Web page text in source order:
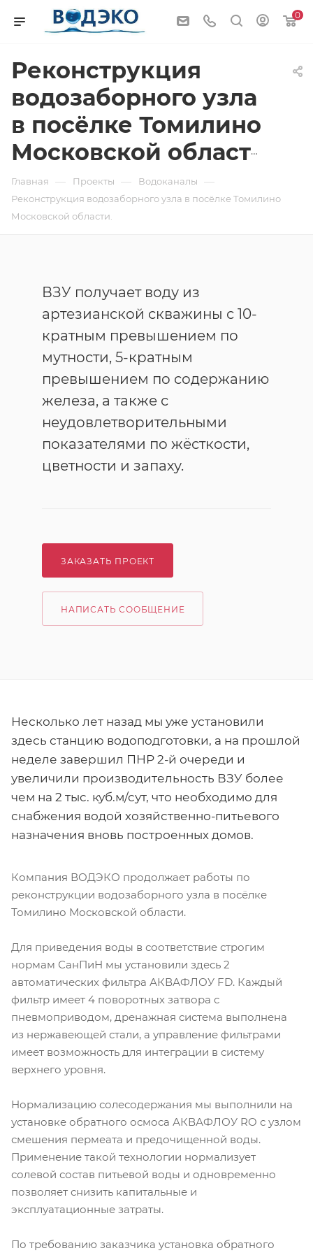
0
Реконструкция
водозаборного узла
в посёлке Томилино
Московской области.
Главная — Проекты — Водоканалы —
Реконструкция водозаборного узла в посёлке Томилино
Московской области.
ВЗУ получает воду из
артезианской скважины с 10-
кратным превышением по
мутности, 5-кратным
превышением по содержанию
железа, а также с
неудовлетворительными
показателями по жёсткости,
цветности и запаху.
ЗАКАЗАТЬ ПРОЕКТ
НАПИСАТЬ СООБЩЕНИЕ
Несколько лет назад мы уже установили
здесь станцию водоподготовки, а на прошлой
неделе завершил ПНР 2-й очереди и
увеличили производительность ВЗУ более
чем на 2 тыс. куб.м/сут, что необходимо для
снабжения водой хозяйственно-питьевого
назначения вновь построенных домов.
Компания ВОДЭКО продолжает работы по
реконструкции водозаборного узла в посёлке
Томилино Московской области.
Для приведения воды в соответствие строгим
нормам СанПиН мы установили здесь 2
автоматических фильтра АКВАФЛОУ FD. Каждый
фильтр имеет 4 поворотных затвора с
пневмоприводом, дренажная система выполнена
из нержавеющей стали, а управление фильтрами
имеет возможность для интеграции в систему
верхнего уровня.
Нормализацию солесодержания мы выполнили на
установке обратного осмоса АКВАФЛОУ RO с узлом
смешения пермеата и предочищенной воды.
Применение такой технологии нормализует
солевой состав питьевой воды и одновременно
позволяет снизить капитальные и
эксплуатационные затраты.
По требованию заказчика установка обратного